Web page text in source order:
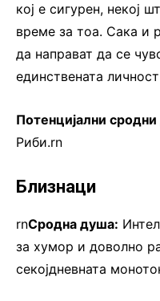
кој е сигурен, некој
време за тоа. Сака и
да направат да се
единствената
Потенцијални
Риби.rn
Близнаци
rnСродна душа:
за хумор и доволно
секојдневната